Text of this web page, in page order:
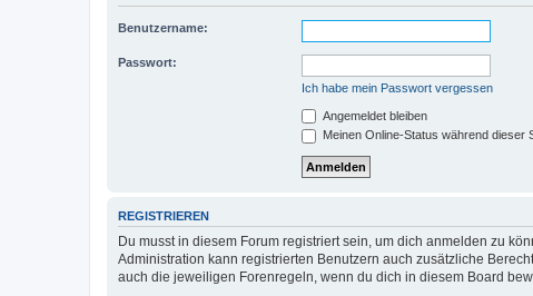
Benutzername:
Passwort:
Ich habe mein Passwort vergessen
Angemeldet bleiben
Meinen Online-Status während dieser
REGISTRIEREN
Du musst in diesem Forum registriert sein, um dich anmelden zu
Administration kann registrierten Benutzern auch zusätzliche
auch die jeweiligen Forenregeln, wenn du dich in diesem Board